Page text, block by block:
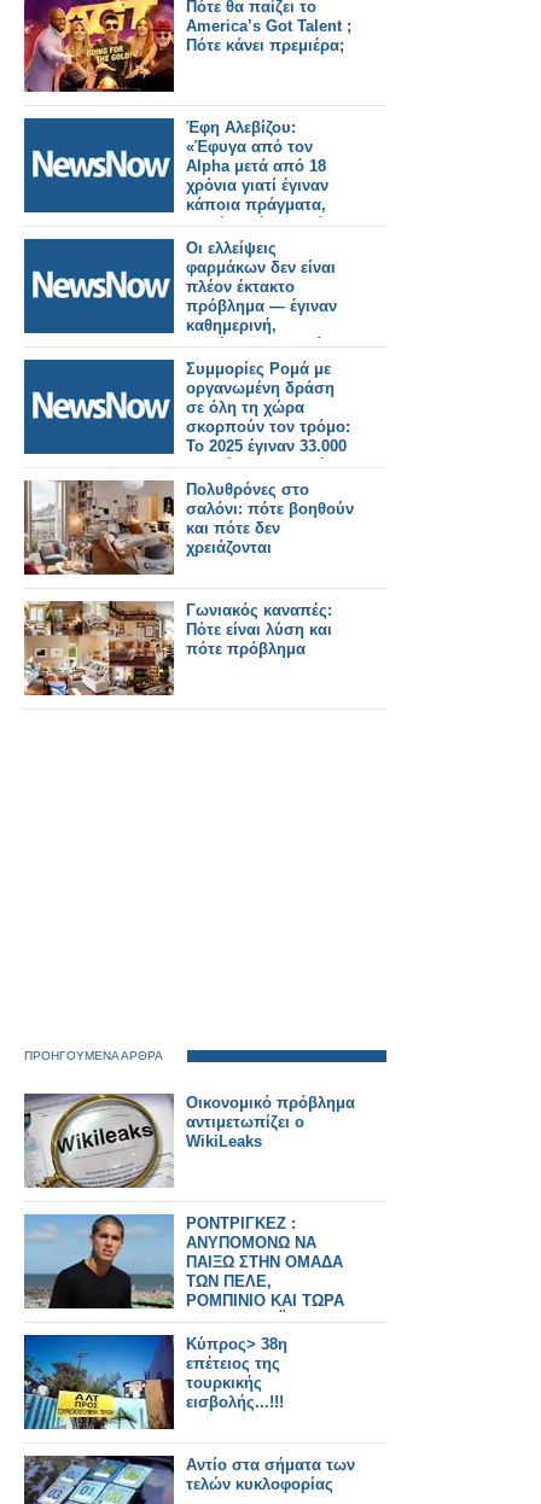
Πότε θα παίζει το
America’s Got Talent ;
Πότε κάνει πρεμιέρα;
Έφη Αλεβίζου:
«Έφυγα από τον
Alpha μετά από 18
χρόνια γιατί έγιναν
κάποια πράγματα,
δεν ήταν όλα καλά»
Οι ελλείψεις
φαρμάκων δεν είναι
πλέον έκτακτο
πρόβλημα — έγιναν
καθημερινή,
απλήρωτη εργασία
του φαρμακοποιού
Συμμορίες Ρομά με
οργανωμένη δράση
σε όλη τη χώρα
σκορπούν τον τρόμο:
Το 2025 έγιναν 33.000
κλοπές και διαρρήξεις
. Δολιοφθορές στα
τρένα
Πολυθρόνες στο
σαλόνι: πότε βοηθούν
και πότε δεν
χρειάζονται
Γωνιακός καναπές:
Πότε είναι λύση και
πότε πρόβλημα
ΠΡΟΗΓΟΥΜΕΝΑ ΑΡΘΡΑ
Οικονομικό πρόβλημα
αντιμετωπίζει ο
WikiLeaks
ΡΟΝΤΡΙΓΚΕΖ :
ΑΝΥΠΟΜΟΝΩ ΝΑ
ΠΑΙΞΩ ΣΤΗΝ ΟΜΑΔΑ
ΤΩΝ ΠΕΛΕ,
ΡΟΜΠΙΝΙΟ ΚΑΙ ΤΩΡΑ
ΜΑΖΙ ΜΕ ΝΕΪΜΑΡ!
Κύπρος> 38η
επέτειος της
τουρκικής
εισβολής...!!!
Αντίο στα σήματα των
τελών κυκλοφορίας